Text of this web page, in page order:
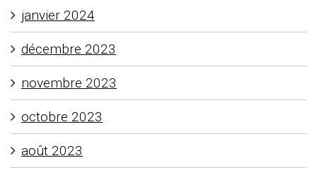
janvier 2024
décembre 2023
novembre 2023
octobre 2023
août 2023